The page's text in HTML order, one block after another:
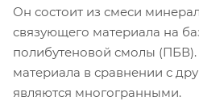
Он состоит из смеси
связующего материала на
полибутеновой смолы
материала в сравнении с
являются многогранными.